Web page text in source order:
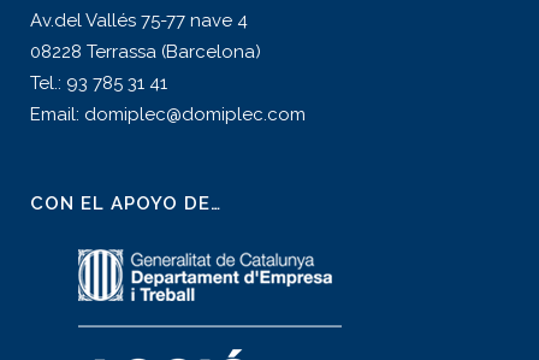
Av.del Vallés 75-77 nave 4
08228 Terrassa (Barcelona)
Tel.: 93 785 31 41
Email: domiplec@domiplec.com
CON EL APOYO DE…